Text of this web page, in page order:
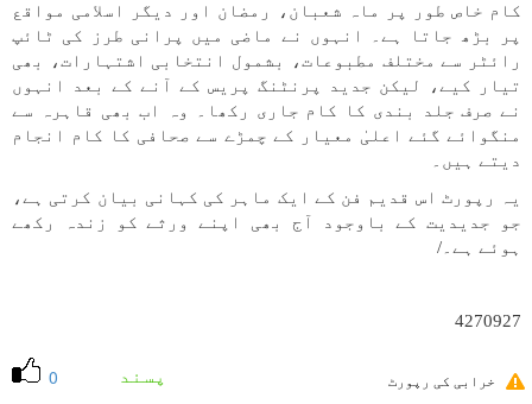
کام خاص طور پر ماہ شعبان، رمضان اور دیگر اسلامی مواقع
پر بڑھ جاتا ہے۔ انہوں نے ماضی میں پرانی طرز کی ٹائپ
رائٹر سے مختلف مطبوعات، بشمول انتخابی اشتہارات، بھی
تیار کیے، لیکن جدید پرنٹنگ پریس کے آنے کے بعد انہوں
نے صرف جلد بندی کا کام جاری رکھا۔ وہ اب بھی قاہرہ سے
منگوائے گئے اعلیٰ معیار کے چمڑے سے صحافی کا کام انجام
دیتے ہیں۔
یہ رپورٹ اس قدیم فن کے ایک ماہر کی کہانی بیان کرتی ہے،
جو جدیدیت کے باوجود آج بھی اپنے ورثے کو زندہ رکھے
ہوئے ہے۔/
4270927
0 پسند خرابی کی رپورٹ